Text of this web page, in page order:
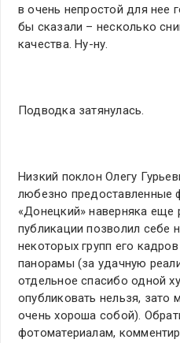
в очень непростой для нее
бы сказали – несколько
качества. Ну-ну.
Подводка затянулась.
Низкий поклон Олегу
любезно предоставленные
«Донецкий» наверняка еще
публикации позволил себе
некоторых групп его
панорамы (за удачную
отдельное спасибо одной
опубликовать нельзя, зато
очень хороша собой).
фотоматериалам,